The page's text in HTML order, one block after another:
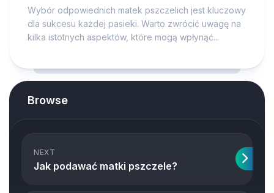
Wybór odpowiednich matek pszczelich jest kluczowy
dla sukcesu każdej pasieki. Warto zwrócić uwagę na
kilka istotnych aspektów, które mogą wpłynąć...
Browse
NEXT
Jak podawać matki pszczele?